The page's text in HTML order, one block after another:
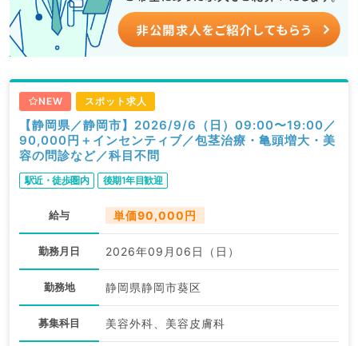
NEW スポット求人
【静岡県／静岡市】2026/9/6（日）09:00〜19:00／
90,000円＋インセンティブ／包茎治療・亀頭増大・美
容の問診など／科目不問
駅近・徒歩圏内 後期1年目歓迎
給与 単価90,000円
勤務月日 2026年09月06日（日）
勤務地 静岡県静岡市葵区
募集科目 美容外科、美容皮膚科